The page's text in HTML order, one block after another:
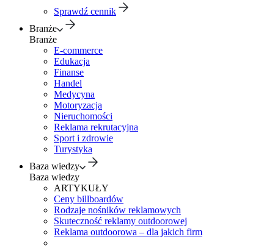
Sprawdź cennik
Branże
Branże
E-commerce
Edukacja
Finanse
Handel
Medycyna
Motoryzacja
Nieruchomości
Reklama rekrutacyjna
Sport i zdrowie
Turystyka
Baza wiedzy
Baza wiedzy
ARTYKUŁY
Ceny billboardów
Rodzaje nośników reklamowych
Skuteczność reklamy outdoorowej
Reklama outdoorowa – dla jakich firm